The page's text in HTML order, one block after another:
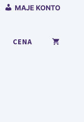
MAJE KONTO
CENA